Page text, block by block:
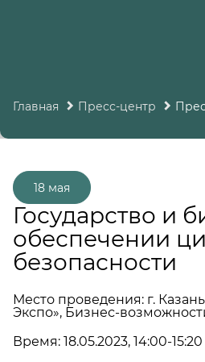
Главная Пресс-центр
Государство и
обеспечении
безопасности
18 мая
Место проведения: г.
Экспо», Бизнес-
Время: 18.05.2023, 14:00-15:20